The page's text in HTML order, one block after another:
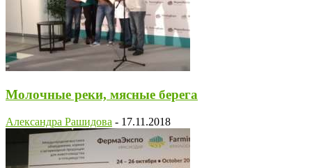
Молочные реки, мясные берега
Александра Рашидова - 17.11.2018